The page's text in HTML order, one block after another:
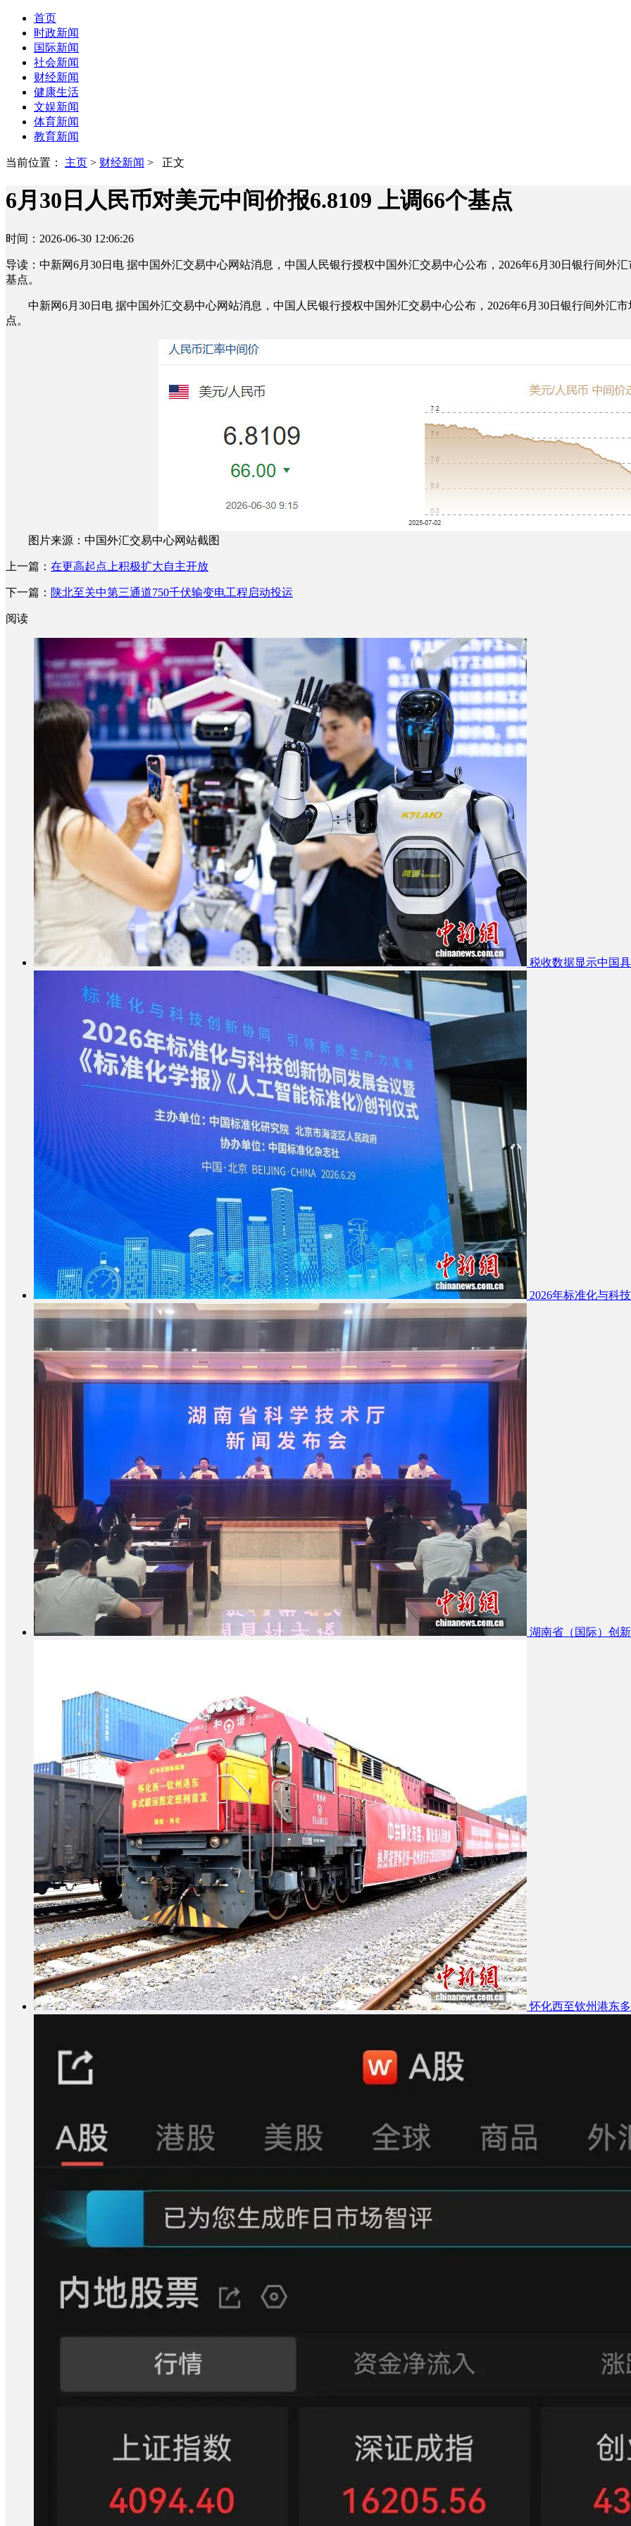
首页
时政新闻
国际新闻
社会新闻
财经新闻
健康生活
文娱新闻
体育新闻
教育新闻
当前位置： 主页 > 财经新闻 > 正文
6月30日人民币对美元中间价报6.8109 上调66个基点
时间：2026-06-30 12:06:26
导读：中新网6月30日电 据中国外汇交易中心网站消息，中国人民银行授权中国外汇交易中心公布，2026年6月30日银行间外
基点。
中新网6月30日电 据中国外汇交易中心网站消息，中国人民银行授权中国外汇交易中心公布，2026年6月30日银行间外汇市
点。
图片来源：中国外汇交易中心网站截图
上一篇： 在更高起点上积极扩大自主开放
下一篇： 陕北至关中第三通道750千伏输变电工程启动投运
阅读
税收数据显示中国
2026年标准化与科
湖南省（国际）创
怀化西至钦州港东